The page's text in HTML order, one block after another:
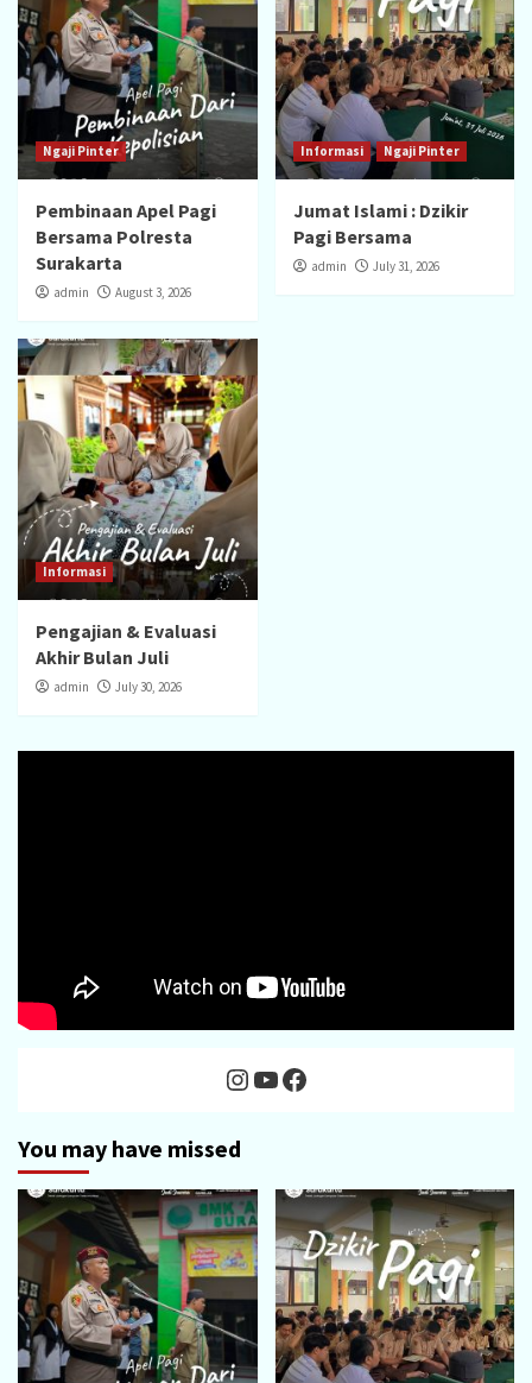
Ngaji Pinter
Pembinaan Apel Pagi
Bersama Polresta
Surakarta
admin August 3, 2026
Informasi Ngaji Pinter
Jumat Islami : Dzikir
Pagi Bersama
admin July 31, 2026
Informasi
Pengajian & Evaluasi
Akhir Bulan Juli
admin July 30, 2026
Instagram
YouTube
Facebook
You may have missed